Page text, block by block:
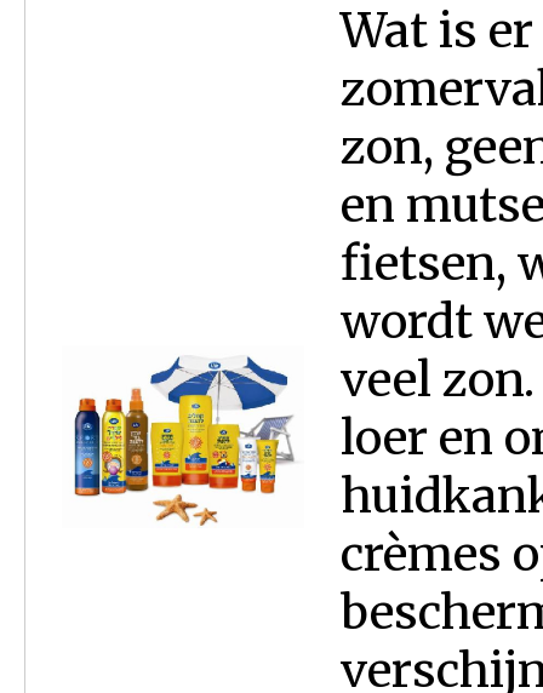
Wat is
zon,
en
fietsen,
wordt
veel
loer en
crèmes